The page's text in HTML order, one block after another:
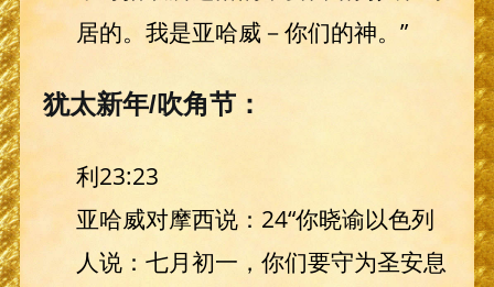
居的。我是亚哈威－你们的神。”
犹太新年/吹角节：
利23:23
亚哈威对摩西说：24“你晓谕以色列
人说：七月初一，你们要守为圣安息